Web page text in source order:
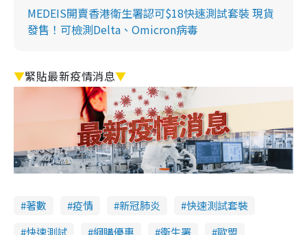
MEDEIS開賣香港衛生署認可$18快速測試套裝 現貨
發售！可檢測Delta、Omicron病毒
▼緊貼最新疫情消息▼
著數 疫情 新冠肺炎
快速測試套裝